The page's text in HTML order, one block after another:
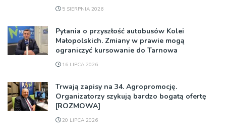
5 SIERPNIA 2026
Pytania o przyszłość autobusów Kolei
Małopolskich. Zmiany w prawie mogą
ograniczyć kursowanie do Tarnowa
16 LIPCA 2026
Trwają zapisy na 34. Agropromocję.
Organizatorzy szykują bardzo bogatą ofertę
[ROZMOWA]
20 LIPCA 2026